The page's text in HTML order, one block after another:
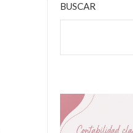
BUSCAR